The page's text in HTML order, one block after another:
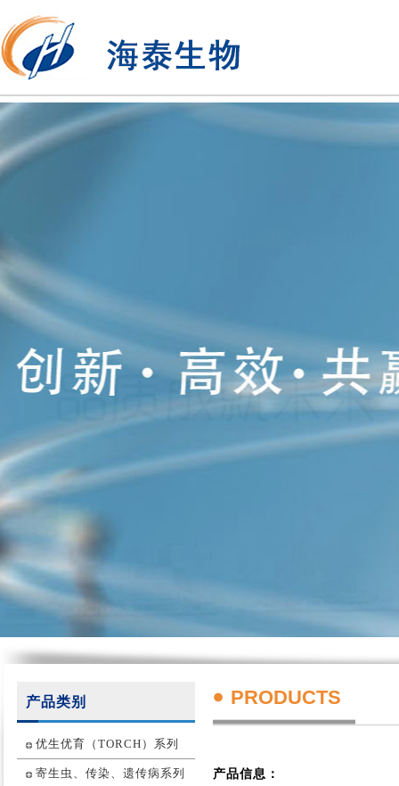
产品类别
优生优育（TORCH）系列
寄生虫、传染、遗传病系列
PRODUCTS
产品信息：